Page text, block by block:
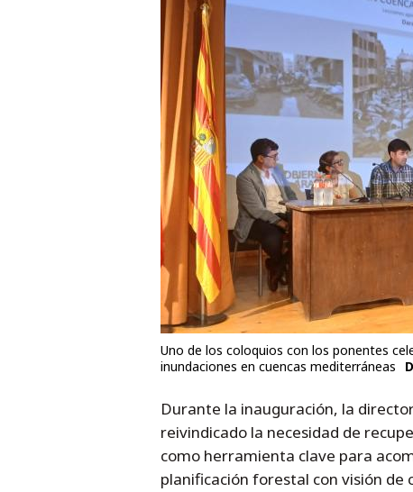
Uno de los coloquios con los ponentes
inundaciones en cuencas mediterráneas
Durante la inauguración, la
reivindicado la necesidad de
como herramienta clave para
planificación forestal con visión de